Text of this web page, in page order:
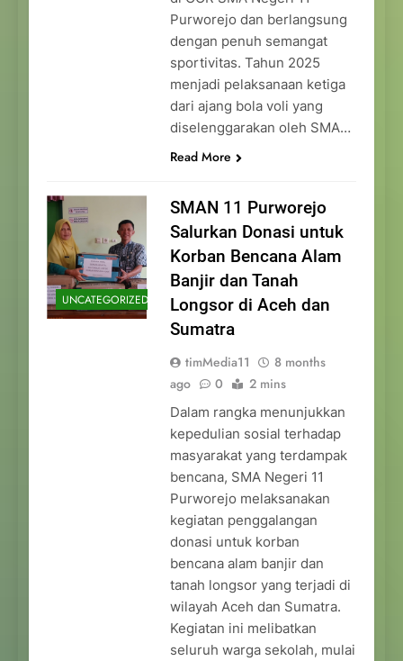
Purworejo dan berlangsung
dengan penuh semangat
sportivitas. Tahun 2025
menjadi pelaksanaan ketiga
dari ajang bola voli yang
diselenggarakan oleh SMA…
Read More
UNCATEGORIZED
SMAN 11 Purworejo
Salurkan Donasi untuk
Korban Bencana Alam
Banjir dan Tanah
Longsor di Aceh dan
Sumatra
timMedia11
8 months
ago
0 2 mins
Dalam rangka menunjukkan
kepedulian sosial terhadap
masyarakat yang terdampak
bencana, SMA Negeri 11
Purworejo melaksanakan
kegiatan penggalangan
donasi untuk korban
bencana alam banjir dan
tanah longsor yang terjadi di
wilayah Aceh dan Sumatra.
Kegiatan ini melibatkan
seluruh warga sekolah, mulai